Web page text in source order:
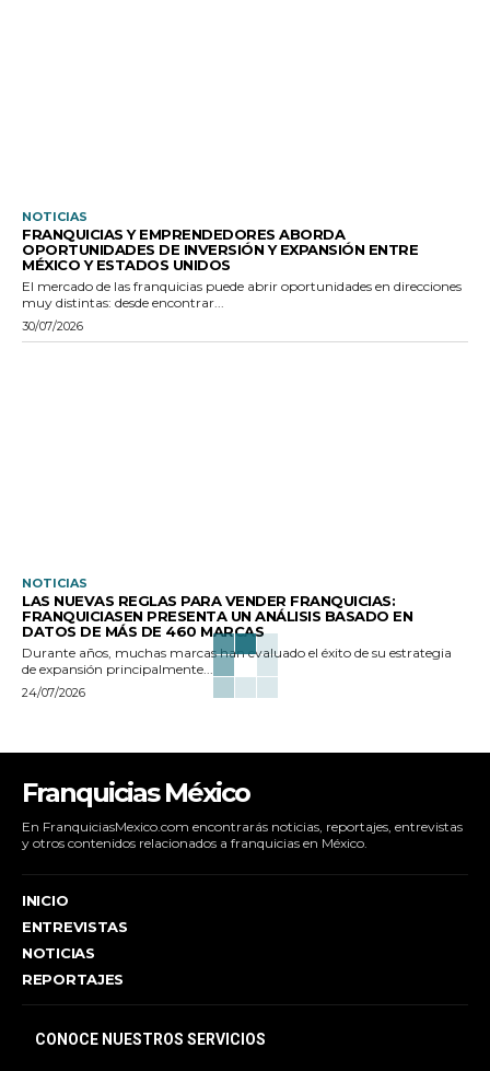
NOTICIAS
FRANQUICIAS Y EMPRENDEDORES ABORDA
OPORTUNIDADES DE INVERSIÓN Y EXPANSIÓN ENTRE
MÉXICO Y ESTADOS UNIDOS
El mercado de las franquicias puede abrir oportunidades en direcciones
muy distintas: desde encontrar...
30/07/2026
NOTICIAS
LAS NUEVAS REGLAS PARA VENDER FRANQUICIAS:
FRANQUICIASEN PRESENTA UN ANÁLISIS BASADO EN
DATOS DE MÁS DE 460 MARCAS
Durante años, muchas marcas han evaluado el éxito de su estrategia
de expansión principalmente...
24/07/2026
Franquicias México
En FranquiciasMexico.com encontrarás noticias, reportajes, entrevistas
y otros contenidos relacionados a franquicias en México.
INICIO
ENTREVISTAS
NOTICIAS
REPORTAJES
CONOCE NUESTROS SERVICIOS